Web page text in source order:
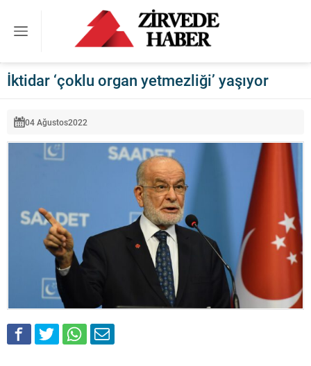
İktidar ‘çoklu organ yetmezliği’ yaşıyor
04 Ağustos2022